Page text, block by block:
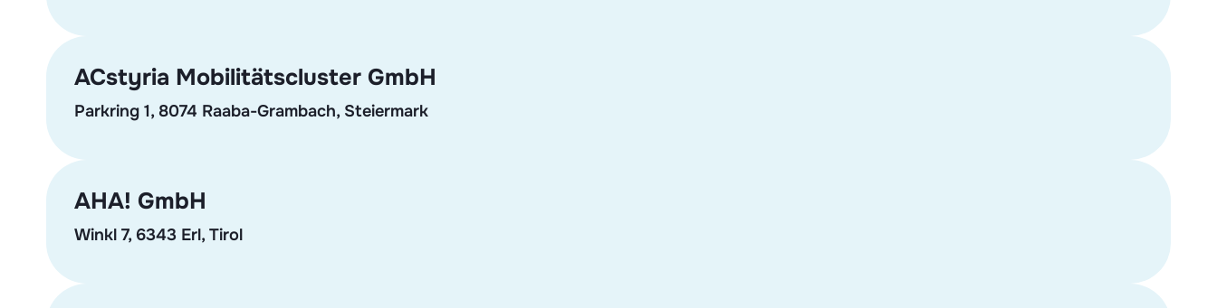
ACstyria Mobilitätscluster GmbH
Parkring 1, 8074 Raaba-Grambach, Steiermark
AHA! GmbH
Winkl 7, 6343 Erl, Tirol